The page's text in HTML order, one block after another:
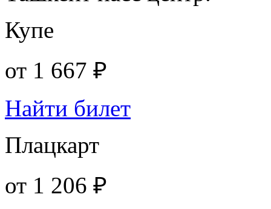
Купе
от 1 667 ₽
Найти билет
Плацкарт
от 1 206 ₽